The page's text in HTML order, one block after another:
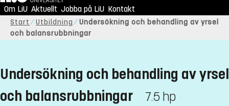
Om LiU Aktuellt Jobba på LiU Kontakt
Start Utbildning
Undersökning och behandling av yrsel
och balansrubbningar
Undersökning och behandling av yrsel
och balansrubbningar
7.5 hp